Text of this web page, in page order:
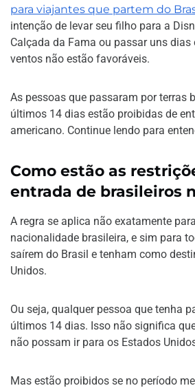
para viajantes que partem do
intenção de levar seu filho para a
Calçada da Fama ou passar uns dias
ventos não estão favoráveis.
As pessoas que passaram por terras
últimos 14 dias estão proibidas de
americano. Continue lendo para
Como estão as
entrada de brasileiros
A regra se aplica não exatamente
nacionalidade brasileira, e sim para
saírem do Brasil e tenham como
Unidos.
Ou seja, qualquer pessoa que tenha
últimos 14 dias. Isso não significa
não possam ir para os Estados
Mas estão proibidos se no período